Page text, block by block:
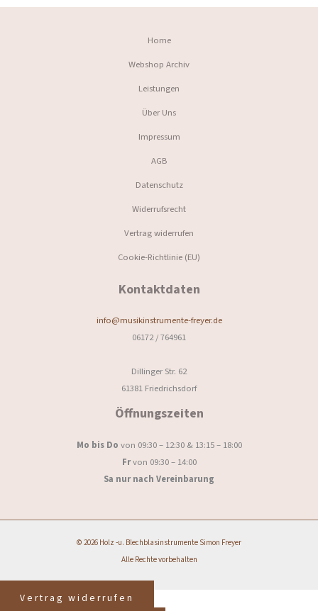
Home
Webshop Archiv
Leistungen
Über Uns
Impressum
AGB
Datenschutz
Widerrufsrecht
Vertrag widerrufen
Cookie-Richtlinie (EU)
Kontaktdaten
info@musikinstrumente-freyer.de
06172 / 764961
Dillinger Str. 62
61381 Friedrichsdorf
Öffnungszeiten
Mo bis Do von 09:30 – 12:30 & 13:15 – 18:00
Frvon 09:30 – 14:00
Sa nur nach Vereinbarung
© 2026 Holz -u. Blechblasinstrumente Simon Freyer
Alle Rechte vorbehalten
Vertrag widerrufen